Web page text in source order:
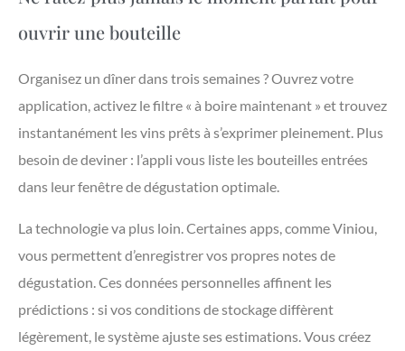
ouvrir une bouteille
Organisez un dîner dans trois semaines ? Ouvrez votre
application, activez le filtre « à boire maintenant » et trouvez
instantanément les vins prêts à s’exprimer pleinement. Plus
besoin de deviner : l’appli vous liste les bouteilles entrées
dans leur fenêtre de dégustation optimale.
La technologie va plus loin. Certaines apps, comme Viniou,
vous permettent d’enregistrer vos propres notes de
dégustation. Ces données personnelles affinent les
prédictions : si vos conditions de stockage diffèrent
légèrement, le système ajuste ses estimations. Vous créez